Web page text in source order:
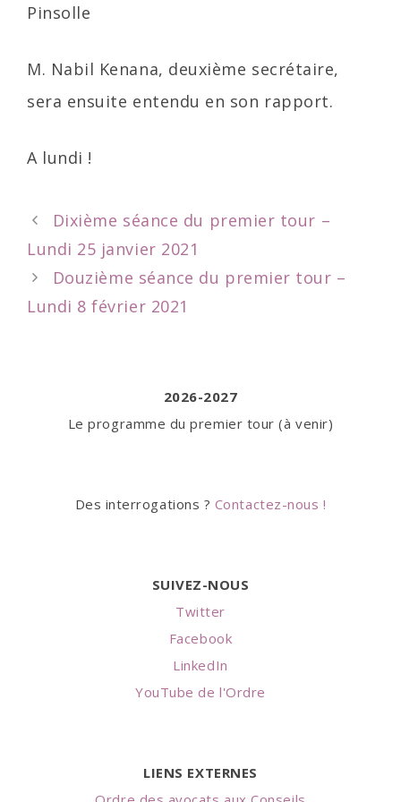
Pinsolle
M. Nabil Kenana, deuxième secrétaire,
sera ensuite entendu en son rapport.
A lundi !
Post
navigation
Dixième séance du premier tour –
Lundi 25 janvier 2021
Douzième séance du premier tour –
Lundi 8 février 2021
2026-2027
Le programme du premier tour (à venir)
Des interrogations ? Contactez-nous !
SUIVEZ-NOUS
Twitter
Facebook
LinkedIn
YouTube de l'Ordre
LIENS EXTERNES